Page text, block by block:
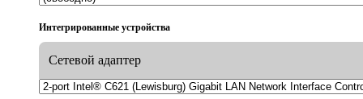
Интегрированные устройства
Сетевой адаптер